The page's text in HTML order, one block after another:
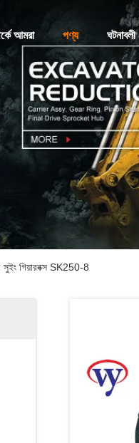
আমরা পণ্য ঘটনাবলী
গিয়ারবক্স SK250-8